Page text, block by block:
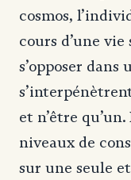
cosmos,
cours d’une
s’opposer
et n’être
niveaux de
sur une seule